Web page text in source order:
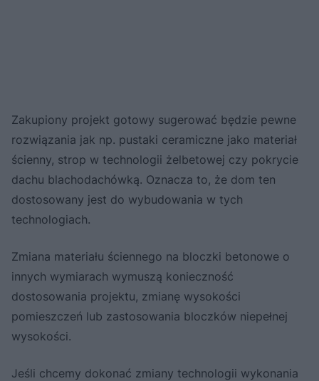
Zakupiony projekt gotowy sugerować będzie pewne
rozwiązania jak np. pustaki ceramiczne jako materiał
ścienny, strop w technologii żelbetowej czy pokrycie
dachu blachodachówką. Oznacza to, że dom ten
dostosowany jest do wybudowania w tych
technologiach.
Zmiana materiału ściennego na bloczki betonowe o
innych wymiarach wymuszą konieczność
dostosowania projektu, zmianę wysokości
pomieszczeń lub zastosowania bloczków niepełnej
wysokości.
Jeśli chcemy dokonać zmiany technologii wykonania